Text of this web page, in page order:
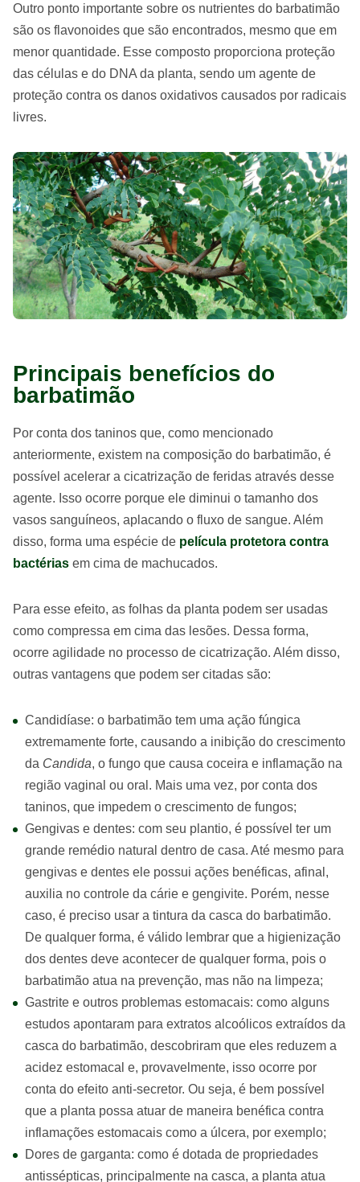
Outro ponto importante sobre os nutrientes do barbatimão
são os flavonoides que são encontrados, mesmo que em
menor quantidade. Esse composto proporciona proteção
das células e do DNA da planta, sendo um agente de
proteção contra os danos oxidativos causados por radicais
livres.
Principais benefícios do
barbatimão
Por conta dos taninos que, como mencionado
anteriormente, existem na composição do barbatimão, é
possível acelerar a cicatrização de feridas através desse
agente. Isso ocorre porque ele diminui o tamanho dos
vasos sanguíneos, aplacando o fluxo de sangue. Além
disso, forma uma espécie de película protetora contra
bactérias em cima de machucados.
Para esse efeito, as folhas da planta podem ser usadas
como compressa em cima das lesões. Dessa forma,
ocorre agilidade no processo de cicatrização. Além disso,
outras vantagens que podem ser citadas são:
Candidíase: o barbatimão tem uma ação fúngica
extremamente forte, causando a inibição do crescimento
da Candida, o fungo que causa coceira e inflamação na
região vaginal ou oral. Mais uma vez, por conta dos
taninos, que impedem o crescimento de fungos;
Gengivas e dentes: com seu plantio, é possível ter um
grande remédio natural dentro de casa. Até mesmo para
gengivas e dentes ele possui ações benéficas, afinal,
auxilia no controle da cárie e gengivite. Porém, nesse
caso, é preciso usar a tintura da casca do barbatimão.
De qualquer forma, é válido lembrar que a higienização
dos dentes deve acontecer de qualquer forma, pois o
barbatimão atua na prevenção, mas não na limpeza;
Gastrite e outros problemas estomacais: como alguns
estudos apontaram para extratos alcoólicos extraídos da
casca do barbatimão, descobriram que eles reduzem a
acidez estomacal e, provavelmente, isso ocorre por
conta do efeito anti-secretor. Ou seja, é bem possível
que a planta possa atuar de maneira benéfica contra
inflamações estomacais como a úlcera, por exemplo;
Dores de garganta: como é dotada de propriedades
antissépticas, principalmente na casca, a planta atua